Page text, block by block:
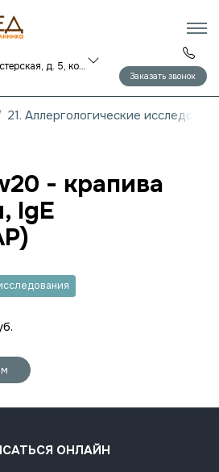
Санкт-Петербург ул. Манчестерская, д. 5, корп. 1
Заказать звонок
21. Аллергологические
- крапива
IgE
ОНЛАЙН